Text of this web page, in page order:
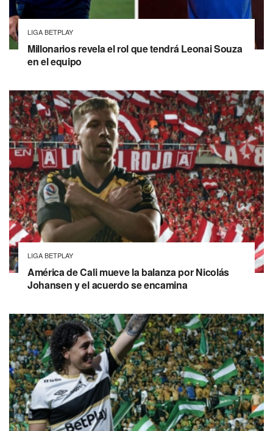
LIGA BETPLAY
Millonarios revela el rol que tendrá Leonai Souza
en el equipo
LIGA BETPLAY
América de Cali mueve la balanza por Nicolás
Johansen y el acuerdo se encamina